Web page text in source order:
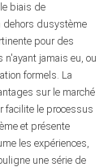
biais de
dehors dusystème
pour des
jamais eu, ou
formels. La
sur le marché
facilite le processus
et présente
les expériences,
une série de